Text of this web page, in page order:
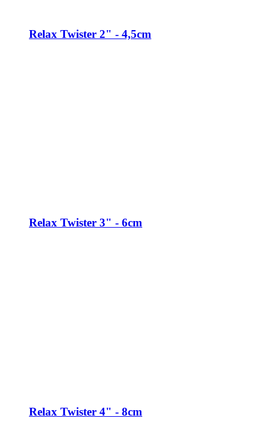
Relax Twister 2" - 4,5cm
Relax Twister 3" - 6cm
Relax Twister 4" - 8cm